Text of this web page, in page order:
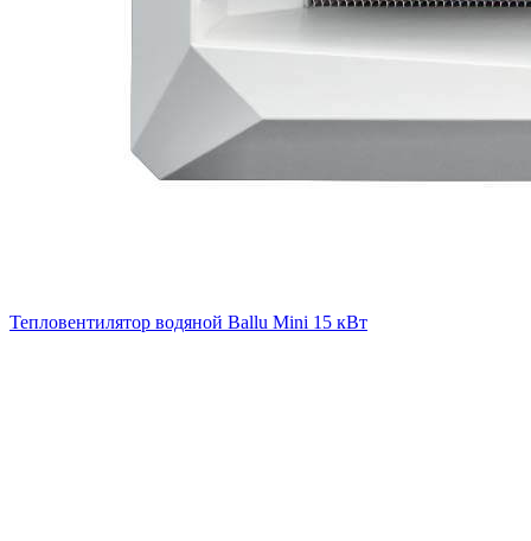
Тепловентилятор водяной Ballu Mini 15 кВт